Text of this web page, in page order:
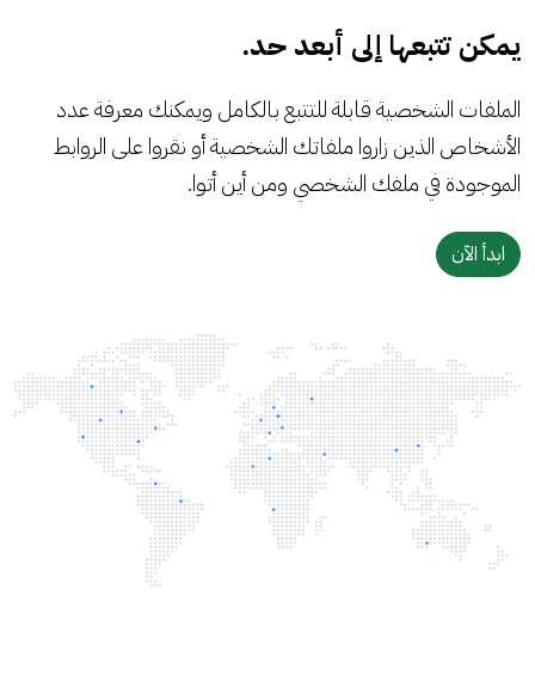
يمكن تتبعها إلى أبعد حد.
الملفات الشخصية قابلة للتتبع بالكامل ويمكنك معرفة عدد
الأشخاص الذين زاروا ملفاتك الشخصية أو نقروا على الروابط
الموجودة في ملفك الشخصي ومن أين أتوا.
ابدأ الآن